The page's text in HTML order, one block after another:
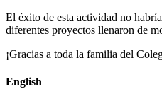
El éxito de esta actividad no
diferentes proyectos llenaron de
¡Gracias a toda la familia del
English